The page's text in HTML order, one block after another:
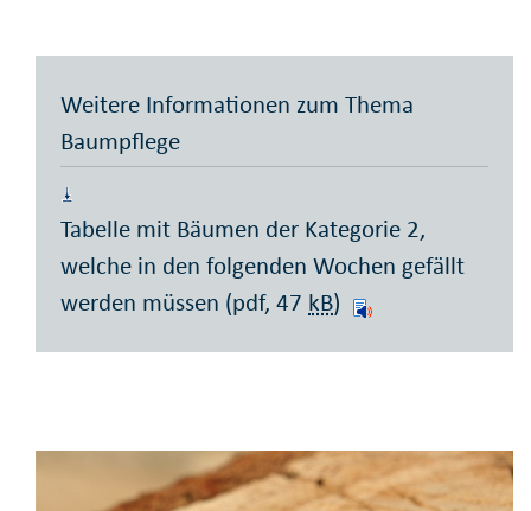
Weitere Informationen zum Thema
Baumpflege
Tabelle mit Bäumen der Kategorie 2,
welche in den folgenden Wochen gefällt
werden müssen (pdf, 47 kB)